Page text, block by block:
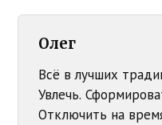
Олег
Всё в лучших
Увлечь.
Отключить на